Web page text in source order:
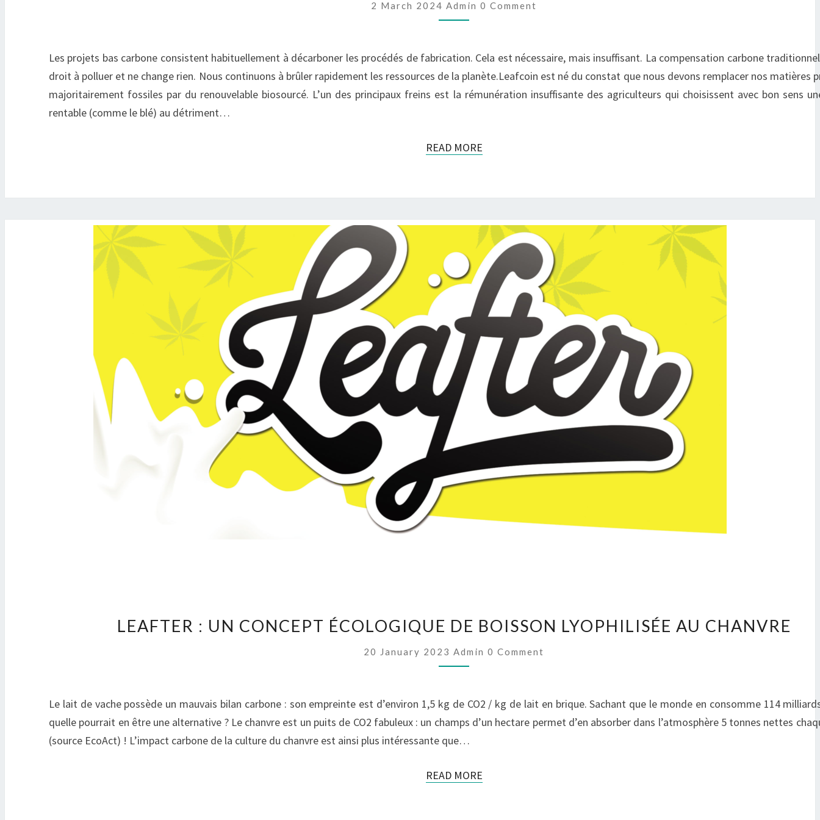
FINANCE,
CRYPTO
2 March 2024 Admin Comments
0 Comment
Les projets bas carbone consistent habituellement à décarboner les procédés de fabrication. Cela est nécessaire, mais insuffisant. La compensation carbone
droit à polluer et ne change rien. Nous continuons à brûler rapidement les ressources de la planète.Leafcoin est né du constat que nous devons remplacer nos matières
majoritairement fossiles par du renouvelable biosourcé. L’un des principaux freins est la rémunération insuffisante des agriculteurs qui choisissent avec bon sens
rentable (comme le blé) au détriment…
READ MOREREAD
:
UN
CONCEPT
ÉCOLOGIQUE
LYOPHILISÉE
AU
LEAFTER : UN CONCEPT ÉCOLOGIQUE DE BOISSON LYOPHILISÉE AU CHANVRE
20 January 2023 Admin Comments
0 Comment
Le lait de vache possède un mauvais bilan carbone : son empreinte est d’environ 1,5 kg de CO2 / kg de lait en brique. Sachant que le monde en consomme 114
quelle pourrait en être une alternative ? Le chanvre est un puits de CO2 fabuleux : un champs d’un hectare permet d’en absorber dans l’atmosphère 5 tonnes nettes
(source EcoAct) ! L’impact carbone de la culture du chanvre est ainsi plus intéressante que…
READ MOREREAD